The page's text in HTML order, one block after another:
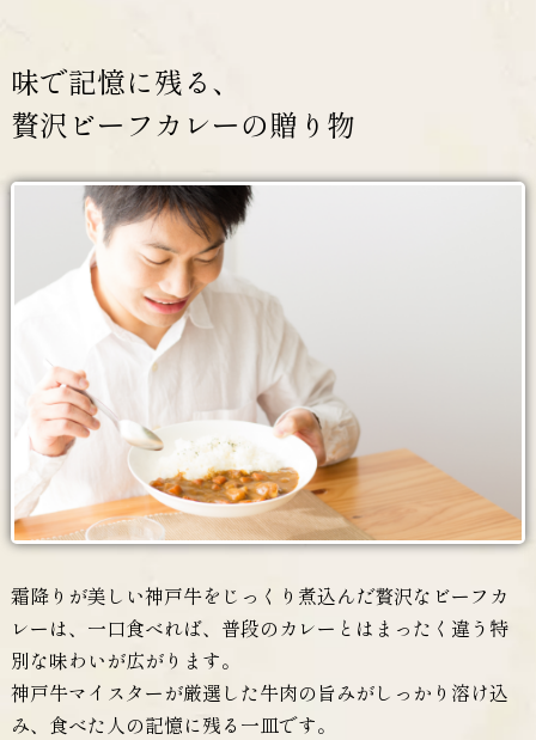
味で記憶に残る、
贅沢ビーフカレーの贈り物
霜降りが美しい神戸牛をじっくり煮込んだ贅沢なビーフカ
レーは、一口食べれば、普段のカレーとはまったく違う特
別な味わいが広がります。
神戸牛マイスターが厳選した牛肉の旨みがしっかり溶け込
み、食べた人の記憶に残る一皿です。